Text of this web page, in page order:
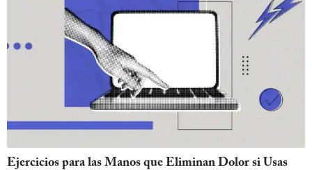
Ejercicios para las Manos que Eliminan Dolor si Usas